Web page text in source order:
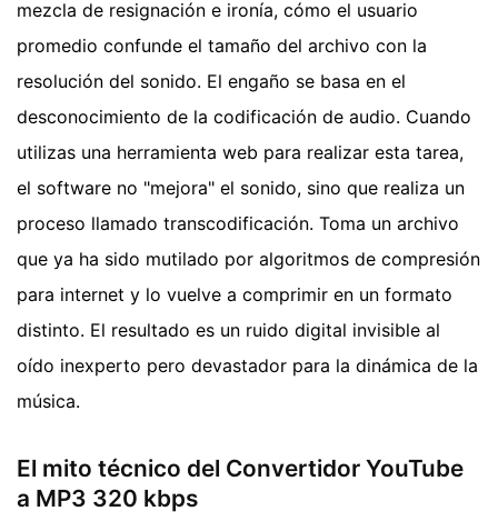
mezcla de resignación e ironía, cómo el usuario
promedio confunde el tamaño del archivo con la
resolución del sonido. El engaño se basa en el
desconocimiento de la codificación de audio. Cuando
utilizas una herramienta web para realizar esta tarea,
el software no "mejora" el sonido, sino que realiza un
proceso llamado transcodificación. Toma un archivo
que ya ha sido mutilado por algoritmos de compresión
para internet y lo vuelve a comprimir en un formato
distinto. El resultado es un ruido digital invisible al
oído inexperto pero devastador para la dinámica de la
música.
El mito técnico del Convertidor YouTube
a MP3 320 kbps